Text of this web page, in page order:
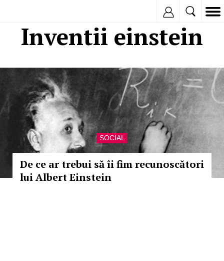
Inventii einstein
SOCIAL
De ce ar trebui să îi fim recunoscători
lui Albert Einstein